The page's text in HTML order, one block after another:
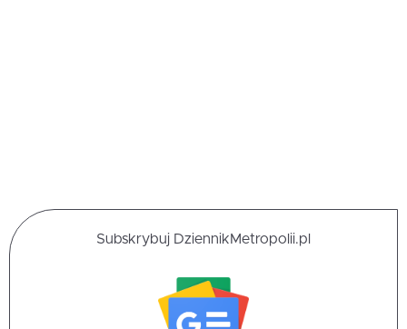
Subskrybuj DziennikMetropolii.pl